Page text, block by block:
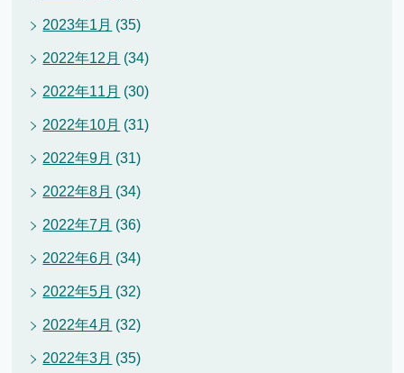
2023年1月 (35)
2022年12月 (34)
2022年11月 (30)
2022年10月 (31)
2022年9月 (31)
2022年8月 (34)
2022年7月 (36)
2022年6月 (34)
2022年5月 (32)
2022年4月 (32)
2022年3月 (35)